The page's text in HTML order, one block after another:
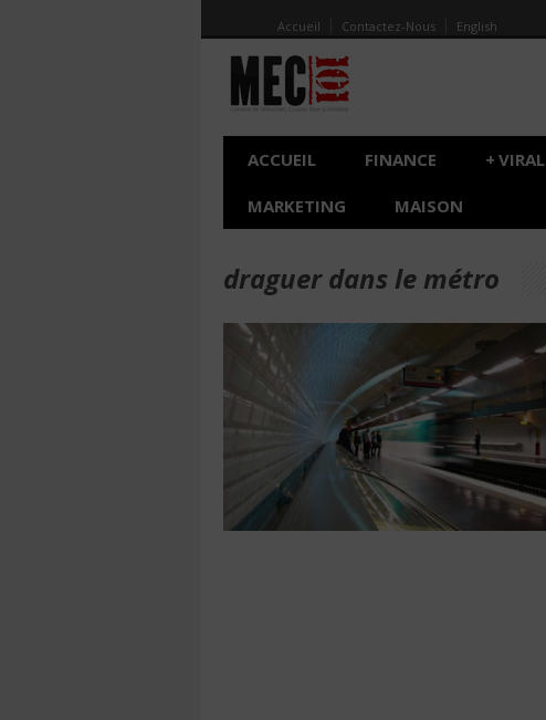
Accueil Contactez-Nous English
ACCUEIL FINANCE VIRAL
+
MARKETING MAISON
draguer dans le métro